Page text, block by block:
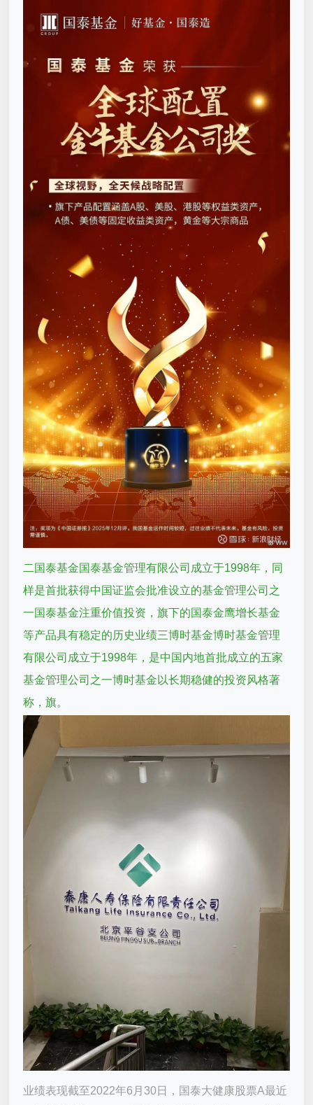
二国泰基金国泰基金管理有限公司成立于1998年，同
样是首批获得中国证监会批准设立的基金管理公司之
一国泰基金注重价值投资，旗下的国泰金鹰增长基金
等产品具有稳定的历史业绩三博时基金博时基金管理
有限公司成立于1998年，是中国内地首批成立的五家
基金管理公司之一博时基金以长期稳健的投资风格著
称，旗。
业绩表现截至2022年6月30日，国泰大健康股票A最近